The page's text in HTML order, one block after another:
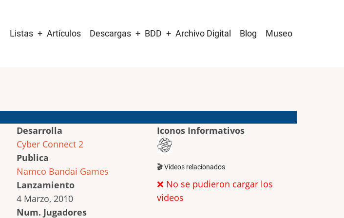
navigation
Listas Artículos Descargas BDD Archivo Digital Blog Museo
Desarrolla
Cyber Connect 2
Publica
Namco Bandai Games
Lanzamiento
4 Marzo, 2010
Num. Jugadores
Iconos Informativos
🎬 Videos relacionados
❌ No se pudieron cargar los
videos